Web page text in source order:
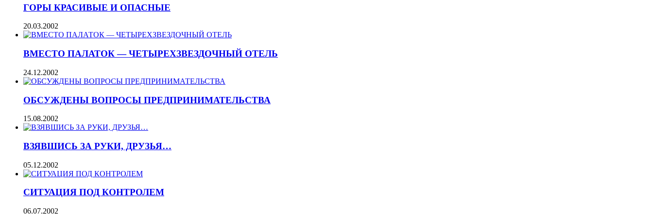
ГОРЫ КРАСИВЫЕ И ОПАСНЫЕ
20.03.2002
ВМЕСТО ПАЛАТОК — ЧЕТЫРЕХЗВЕЗДОЧНЫЙ ОТЕЛЬ
24.12.2002
ОБСУЖДЕНЫ ВОПРОСЫ ПРЕДПРИНИМАТЕЛЬСТВА
15.08.2002
ВЗЯВШИСЬ ЗА РУКИ, ДРУЗЬЯ…
05.12.2002
СИТУАЦИЯ ПОД КОНТРОЛЕМ
06.07.2002